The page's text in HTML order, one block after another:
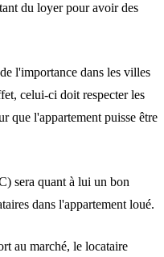
du loyer pour avoir des
l'importance dans les villes
celui-ci doit respecter les
que l'appartement puisse être
sera quant à lui un bon
dans l'appartement loué.
au marché, le locataire